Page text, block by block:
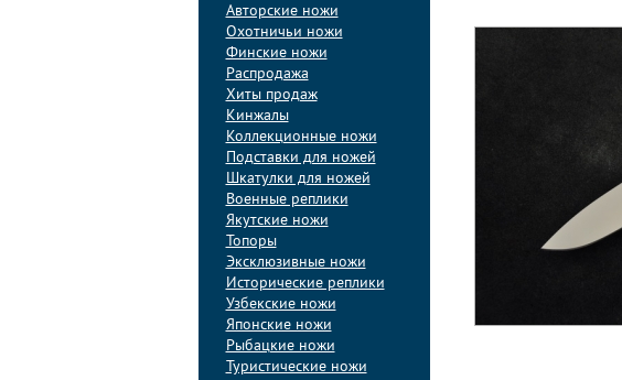
Авторские ножи
Охотничьи ножи
Финские ножи
Распродажа
Хиты продаж
Кинжалы
Коллекционные ножи
Подставки для ножей
Шкатулки для ножей
Военные реплики
Якутские ножи
Топоры
Эксклюзивные ножи
Исторические реплики
Узбекские ножи
Японские ножи
Рыбацкие ножи
Туристические ножи